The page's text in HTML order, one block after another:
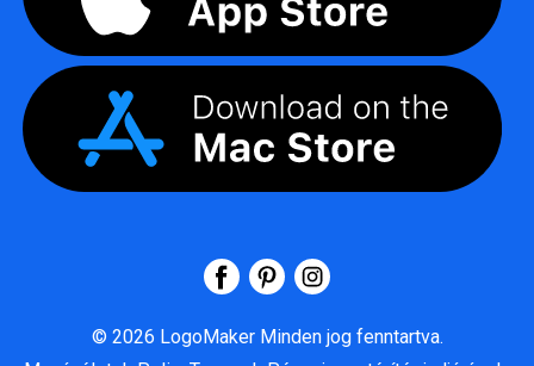
© 2026 LogoMaker Minden jog fenntartva.